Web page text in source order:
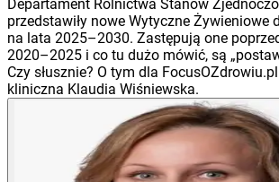
Departament Rolnictwa Stanów
przedstawiły nowe Wytyczne Żywieniowe
na lata 2025–2030. Zastępują one
2020–2025 i co tu dużo mówić, są
Czy słusznie? O tym dla
kliniczna Klaudia Wiśniewska.